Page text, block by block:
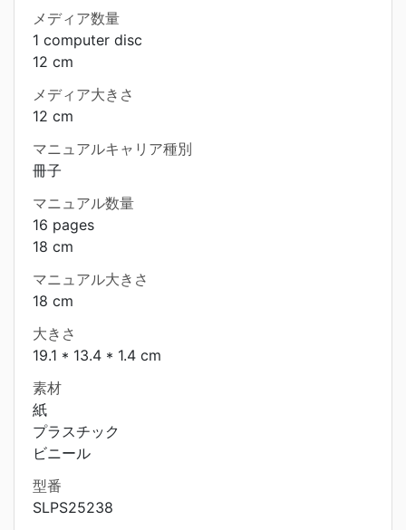
メディア数量
1 computer disc
12 cm
メディア大きさ
12 cm
マニュアルキャリア種別
冊子
マニュアル数量
16 pages
18 cm
マニュアル大きさ
18 cm
大きさ
19.1 * 13.4 * 1.4 cm
素材
紙
プラスチック
ビニール
型番
SLPS25238